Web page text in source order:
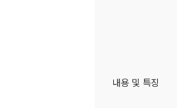
내용 및 특징